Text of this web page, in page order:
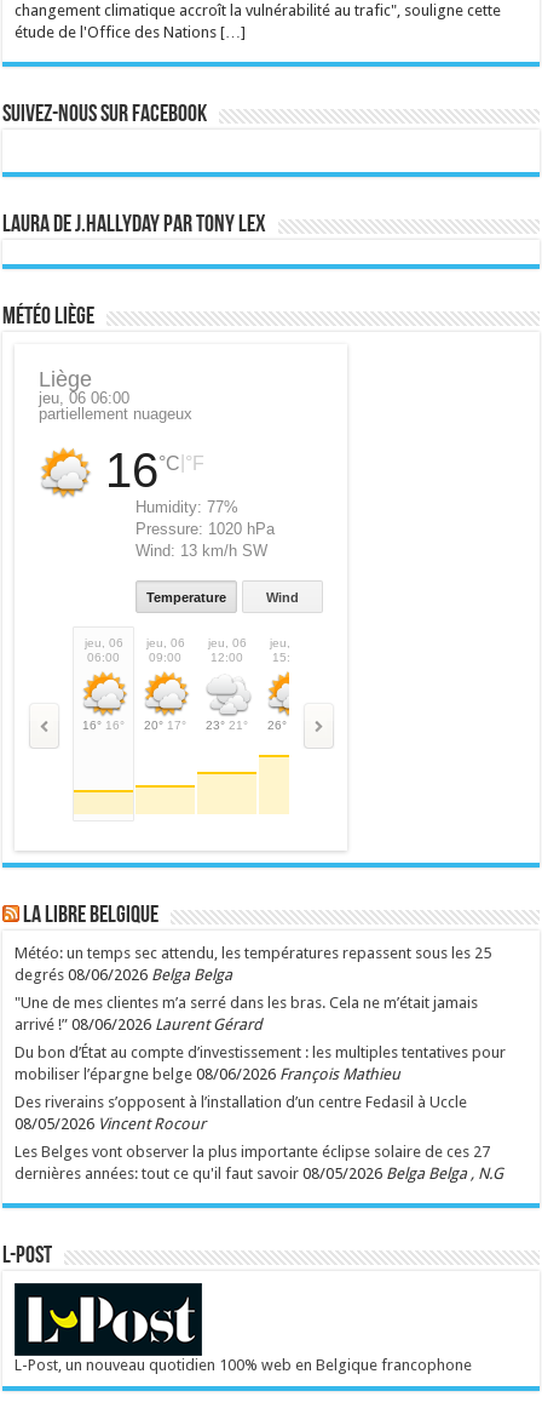
changement climatique accroît la vulnérabilité au trafic", souligne cette
étude de l'Office des Nations […]
Suivez-nous sur Facebook
Laura de J.Hallyday par Tony Lex
Météo Liège
Liège
jeu, 06 06:00
partiellement nuageux
16°C °F
Humidity:77%
Pressure: 1020 hPa
Wind: 13 km/h SW
Temperature Wind
jeu, 06
06:00
16° 16°
jeu, 06
09:00
20° 17°
jeu, 06
12:00
23° 21°
jeu, 06
15:00
26°
LA Libre Belgique
Météo: un temps sec attendu, les températures repassent sous les 25
degrés 08/06/2026 Belga Belga
"Une de mes clientes m’a serré dans les bras. Cela ne m’était jamais
arrivé !” 08/06/2026 Laurent Gérard
Du bon d’État au compte d’investissement : les multiples tentatives pour
mobiliser l’épargne belge 08/06/2026 François Mathieu
Des riverains s’opposent à l’installation d’un centre Fedasil à Uccle
08/05/2026 Vincent Rocour
Les Belges vont observer la plus importante éclipse solaire de ces 27
dernières années: tout ce qu'il faut savoir 08/05/2026 Belga Belga , N.G
L-POST
L-Post, un nouveau quotidien 100% web en Belgique francophone